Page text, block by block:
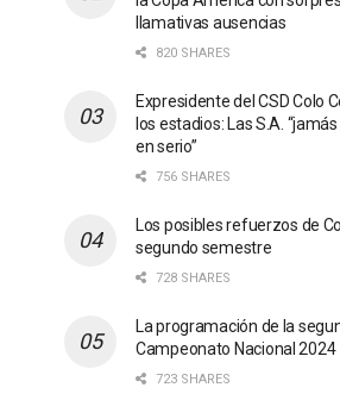
llamativas ausencias
820 SHARES
Expresidente del CSD Colo
los estadios: Las S.A.
en serio”
756 SHARES
Los posibles refuerzos de
segundo semestre
728 SHARES
La programación de la
Campeonato Nacional 2024
723 SHARES